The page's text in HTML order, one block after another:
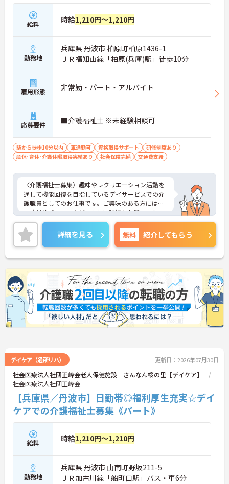
給料 時給1,210円～1,210円
勤務地
兵庫県 丹波市 柏原町柏原1436-1
ＪＲ福知山線「柏原(兵庫)駅」徒歩10分
雇用形態 非常勤・パート・アルバイト
応募要件 ■介護福祉士 ※未経験相談可
駅から徒歩10分以内 車通勤可 資格取得サポート
研修制度あり
産休･育休･介護休暇取得実績あり
社会保険完備 交通費支給
〈介護福祉士募集〉趣味やレクリエーション活動を
通して機能回復を目指しているデイサービスでの介
護職員としてのお仕事です。ご興味のある方には、
面接対策ポイントなど、さらに詳細をお話しいたし
ますのでお気軽にご相談ください！
詳細を見る 無料 紹介してもらう
デイケア（通所リハ） 更新日：2026年07月30日
社会医療法人社団正峰会老人保健施設 さんなん桜の里【デイケア】
社会医療法人社団正峰会
【兵庫県／丹波市】日勤帯◎福利厚生充実☆デイ
ケアでの介護福祉士募集《パート》
給料 時給1,210円～1,210円
勤務地
兵庫県 丹波市 山南町野坂211-5
ＪＲ加古川線「船町口駅」バス・車6分